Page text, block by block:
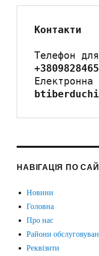
Контакти
Телефон
Електронна
НАВІГАЦІЯ ПО
Новини
Головна
Про нас
Райони
Реквізити